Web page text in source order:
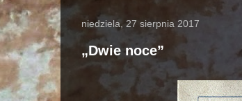
niedziela, 27 sierpnia 2017
„Dwie noce”